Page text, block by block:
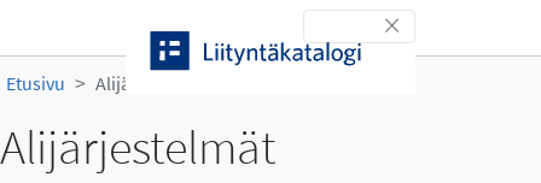
Toggle navigation
Etusivu Alijärjestelmät
Alijärjestelmät